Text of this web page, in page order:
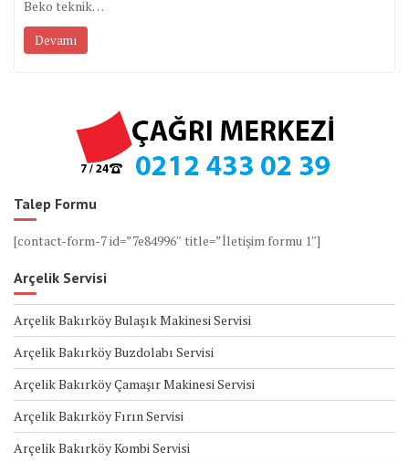
Beko teknik…
Devamı
Talep Formu
[contact-form-7 id=”7e84996″ title=”İletişim formu 1″]
Arçelik Servisi
Arçelik Bakırköy Bulaşık Makinesi Servisi
Arçelik Bakırköy Buzdolabı Servisi
Arçelik Bakırköy Çamaşır Makinesi Servisi
Arçelik Bakırköy Fırın Servisi
Arçelik Bakırköy Kombi Servisi